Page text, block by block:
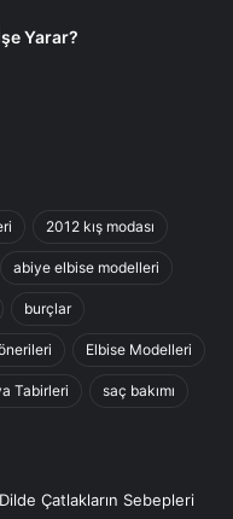
Yarar?
2012 kış modası
abiye elbise modelleri
burçlar
Elbise Modelleri
Tabirleri saç bakımı
Çatlakların Sebepleri